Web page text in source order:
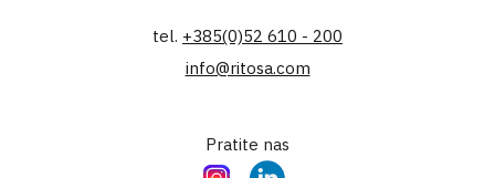
tel. +385(0)52 610 - 200
info@ritosa.com
Pratite nas